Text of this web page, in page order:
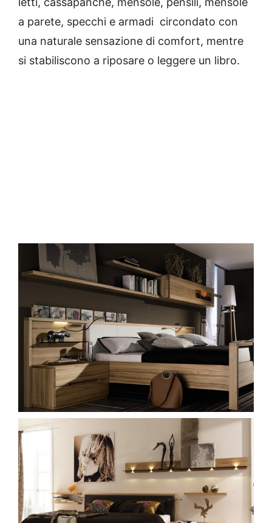
a parete, specchi e armadi circondato con
una naturale sensazione di comfort, mentre
si stabiliscono a riposare o leggere un libro.